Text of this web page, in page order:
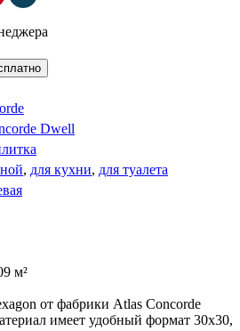
Dwell
, для кухни, для туалета
м²
от фабрики Atlas Concorde
имеет удобный формат 30x30,